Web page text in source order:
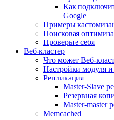
Как
Google
Примеры
Поисковая
Проверьте себя
Веб-кластер
Что может Веб-
Настройки модуля
Репликация
Master-Slave
Резервная
Master-master
Memcached